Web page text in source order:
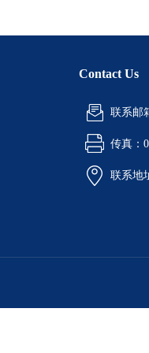
Contact Us
联系邮
传真：
联系地